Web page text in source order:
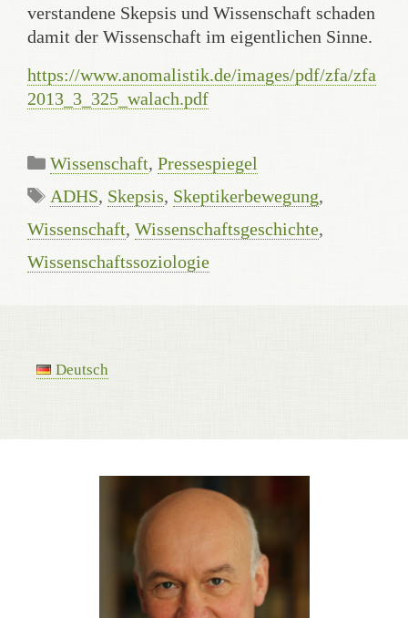
verstandene Skepsis und Wissenschaft schaden
damit der Wissenschaft im eigentlichen Sinne.
https://www.anomalistik.de/images/pdf/zfa/zfa
2013_3_325_walach.pdf
Categories
Wissenschaft, Pressespiegel
Tags
ADHS, Skepsis, Skeptikerbewegung,
Wissenschaft, Wissenschaftsgeschichte,
Wissenschaftssoziologie
Deutsch